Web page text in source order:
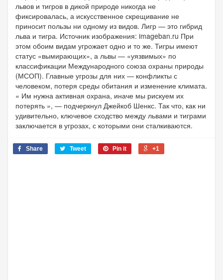
львов и тигров в дикой природе никогда не
фиксировалась, а искусственное скрещивание не
приносит пользы ни одному из видов. Лигр — это гибрид
льва и тигра. Источник изображения: imageban.ru При
этом обоим видам угрожает одно и то же. Тигры имеют
статус «вымирающих», а львы — «уязвимых» по
классификации Международного союза охраны природы
(МСОП). Главные угрозы для них — конфликты с
человеком, потеря среды обитания и изменение климата.
« Им нужна активная охрана, иначе мы рискуем их
потерять », — подчеркнул Джейкоб Шенкс. Так что, как ни
удивительно, ключевое сходство между львами и тиграми
заключается в угрозах, с которыми они сталкиваются.
Share Tweet Pin it +1